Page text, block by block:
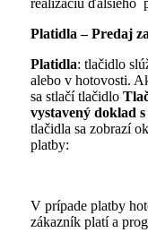
Platidla –Predaj
Platidla: tlačidlo
alebo v hotovosti.
sa stlačí tlačidlo
vystavený doklad
tlačidla sa zobrazí
platby:
V prípade platby
zákazník platí a